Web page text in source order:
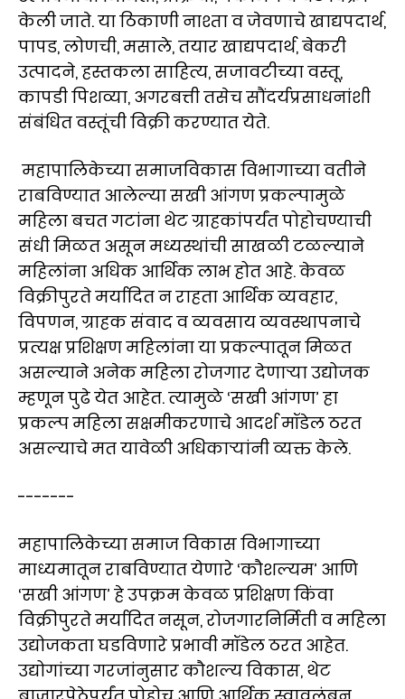
केली जाते. या ठिकाणी नाश्ता व जेवणाचे खाद्यपदार्थ,
पापड, लोणची, मसाले, तयार खाद्यपदार्थ, बेकरी
उत्पादने, हस्तकला साहित्य, सजावटीच्या वस्तू,
कापडी पिशव्या, अगरबत्ती तसेच सौंदर्यप्रसाधनांशी
संबंधित वस्तूंची विक्री करण्यात येते.
महापालिकेच्या समाजविकास विभागाच्या वतीने
राबविण्यात आलेल्या सखी आंगण प्रकल्पामुळे
महिला बचत गटांना थेट ग्राहकांपर्यंत पोहोचण्याची
संधी मिळत असून मध्यस्थांची साखळी टळल्याने
महिलांना अधिक आर्थिक लाभ होत आहे. केवळ
विक्रीपुरते मर्यादित न राहता आर्थिक व्यवहार,
विपणन, ग्राहक संवाद व व्यवसाय व्यवस्थापनाचे
प्रत्यक्ष प्रशिक्षण महिलांना या प्रकल्पातून मिळत
असल्याने अनेक महिला रोजगार देणाऱ्या उद्योजक
म्हणून पुढे येत आहेत. त्यामुळे ‘सखी आंगण’ हा
प्रकल्प महिला सक्षमीकरणाचे आदर्श मॉडेल ठरत
असल्याचे मत यावेळी अधिकाऱ्यांनी व्यक्त केले.
-------
महापालिकेच्या समाज विकास विभागाच्या
माध्यमातून राबविण्यात येणारे ‘कौशल्यम’ आणि
‘सखी आंगण’ हे उपक्रम केवळ प्रशिक्षण किंवा
विक्रीपुरते मर्यादित नसून, रोजगारनिर्मिती व महिला
उद्योजकता घडविणारे प्रभावी मॉडेल ठरत आहेत.
उद्योगांच्या गरजांनुसार कौशल्य विकास, थेट